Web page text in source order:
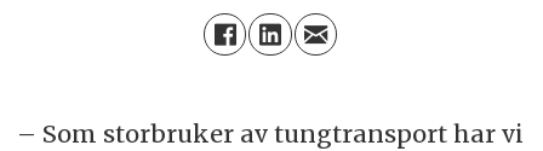
– Som storbruker av tungtransport har vi